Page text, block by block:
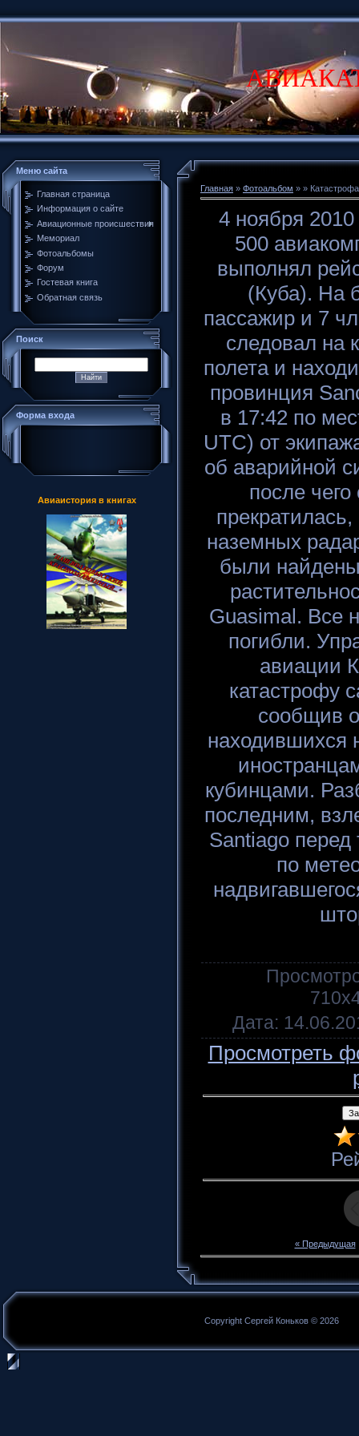
Меню сайта
Главная страница
Информация о сайте
Авиационные происшествия
Мемориал
Фотоальбомы
Форум
Гостевая книга
Обратная связь
Поиск
Форма входа
Авиаистория в книгах
Главная » Фотоальбом » »
4 ноября
500
выполнял
(Куба). На
пассажир и 7
следовал на
полета и
провинция
в 17:42 по
UTC) от
об аварийной
после
наземных
были найдены
Guasimal. Все
погибли.
авиации
катастрофу
сообщив
находившихся
кубинцами.
последним,
Santiago
по
Дата:
Просмотреть
« Предыдущая
Copyright Сергей Коньков © 2026